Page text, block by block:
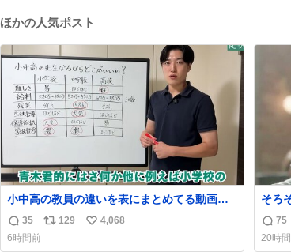
ほかの人気ポスト
小中高の教員の違いを表にまとめてる動画あ
った。これより解像度が高い動画ないかも。
今まで見た中で一番正確。
返
信
35
リ
129
い
4,068
6時間前
そろ
める
返
信
75
20時